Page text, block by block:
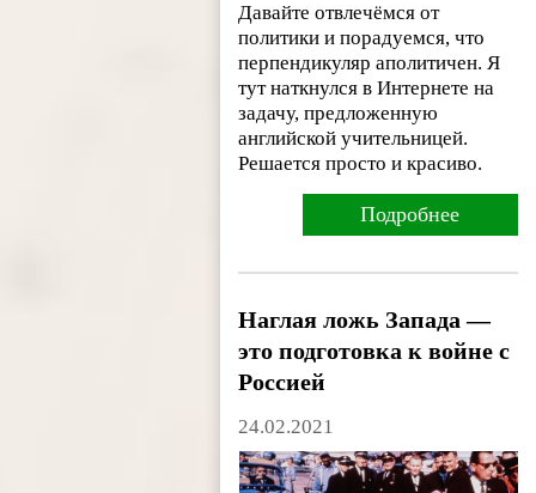
Давайте отвлечёмся от
политики и порадуемся, что
перпендикуляр аполитичен. Я
тут наткнулся в Интернете на
задачу, предложенную
английской учительницей.
Решается просто и красиво.
Подробнее
Наглая ложь Запада —
это подготовка к войне с
Россией
24.02.2021